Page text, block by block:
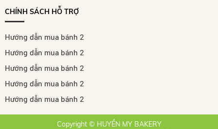
CHÍNH SÁCH HỖ TRỢ
Hướng dẫn mua bánh 2
Hướng dẫn mua bánh 2
Hướng dẫn mua bánh 2
Hướng dẫn mua bánh 2
Hướng dẫn mua bánh 2
Copyright © HUYỀN MY BAKERY